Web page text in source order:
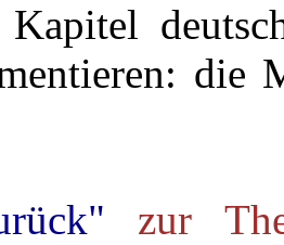
Kapitel
die
zur